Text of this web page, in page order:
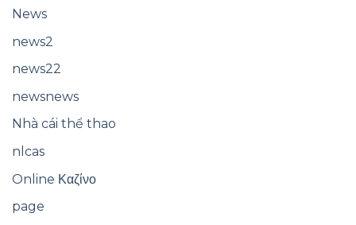
News
news2
news22
newsnews
Nhà cái thể thao
nlcas
Online Καζίνο
page